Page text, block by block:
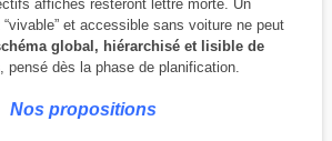
affichés resteront lettre morte. Un
et accessible sans voiture ne peut
global, hiérarchisé et lisible de
, pensé dès la phase de planification.
Nos propositions